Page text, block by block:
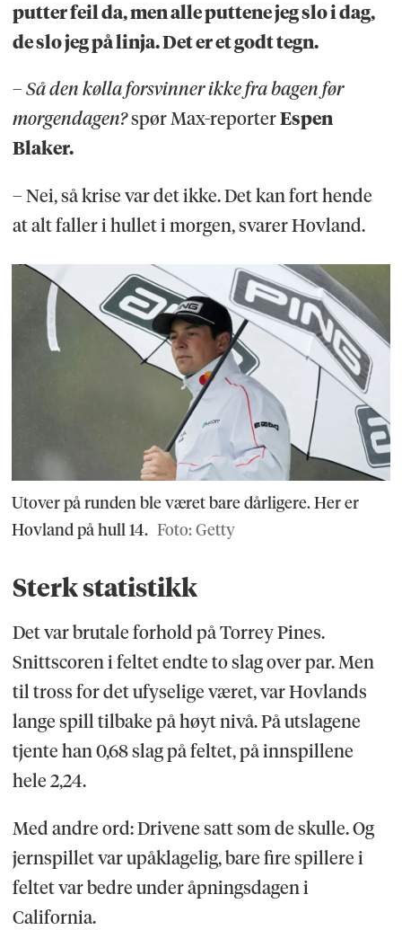
putter feil da, men alle puttene jeg slo i dag,
de slo jeg på linja. Det er et godt tegn.
– Så den kølla forsvinner ikke fra bagen før
morgendagen?spør Max-reporterEspen
Blaker.
– Nei, så krise var det ikke. Det kan fort hende
at alt faller i hullet i morgen, svarer Hovland.
Utover på runden ble været bare dårligere. Her er
Hovland på hull 14. Foto: Getty
Sterk statistikk
Det var brutale forhold på Torrey Pines.
Snittscoren i feltet endte to slag over par. Men
til tross for det ufyselige været, var Hovlands
lange spill tilbake på høyt nivå. På utslagene
tjente han 0,68 slag på feltet, på innspillene
hele 2,24.
Med andre ord: Drivene satt som de skulle. Og
jernspillet var upåklagelig, bare fire spillere i
feltet var bedre under åpningsdagen i
California.